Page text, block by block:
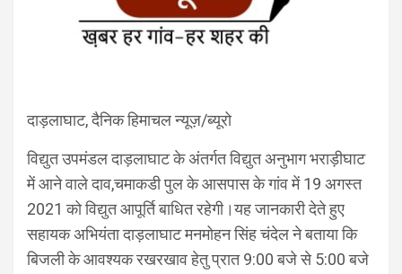
दाड़लाघाट, दैनिक हिमाचल न्यूज़/ब्यूरो
विद्युत उपमंडल दाड़लाघाट के अंतर्गत विद्युत अनुभाग भराड़ीघाट
में आने वाले दाव,चमाकडी पुल के आसपास के गांव में 19 अगस्त
2021 को विद्युत आपूर्ति बाधित रहेगी।यह जानकारी देते हुए
सहायक अभियंता दाड़लाघाट मनमोहन सिंह चंदेल ने बताया कि
बिजली के आवश्यक रखरखाव हेतु प्रात 9:00 बजे से 5:00 बजे